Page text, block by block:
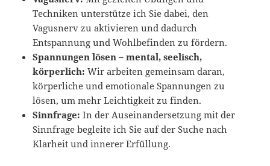
Techniken unterstütze ich Sie dabei, den
Vagusnerv zu aktivieren und dadurch
Entspannung und Wohlbefinden zu fördern.
Spannungen lösen – mental, seelisch,
körperlich: Wir arbeiten gemeinsam daran,
körperliche und emotionale Spannungen zu
lösen, um mehr Leichtigkeit zu finden.
Sinnfrage: In der Auseinandersetzung mit der
Sinnfrage begleite ich Sie auf der Suche nach
Klarheit und innerer Erfüllung.